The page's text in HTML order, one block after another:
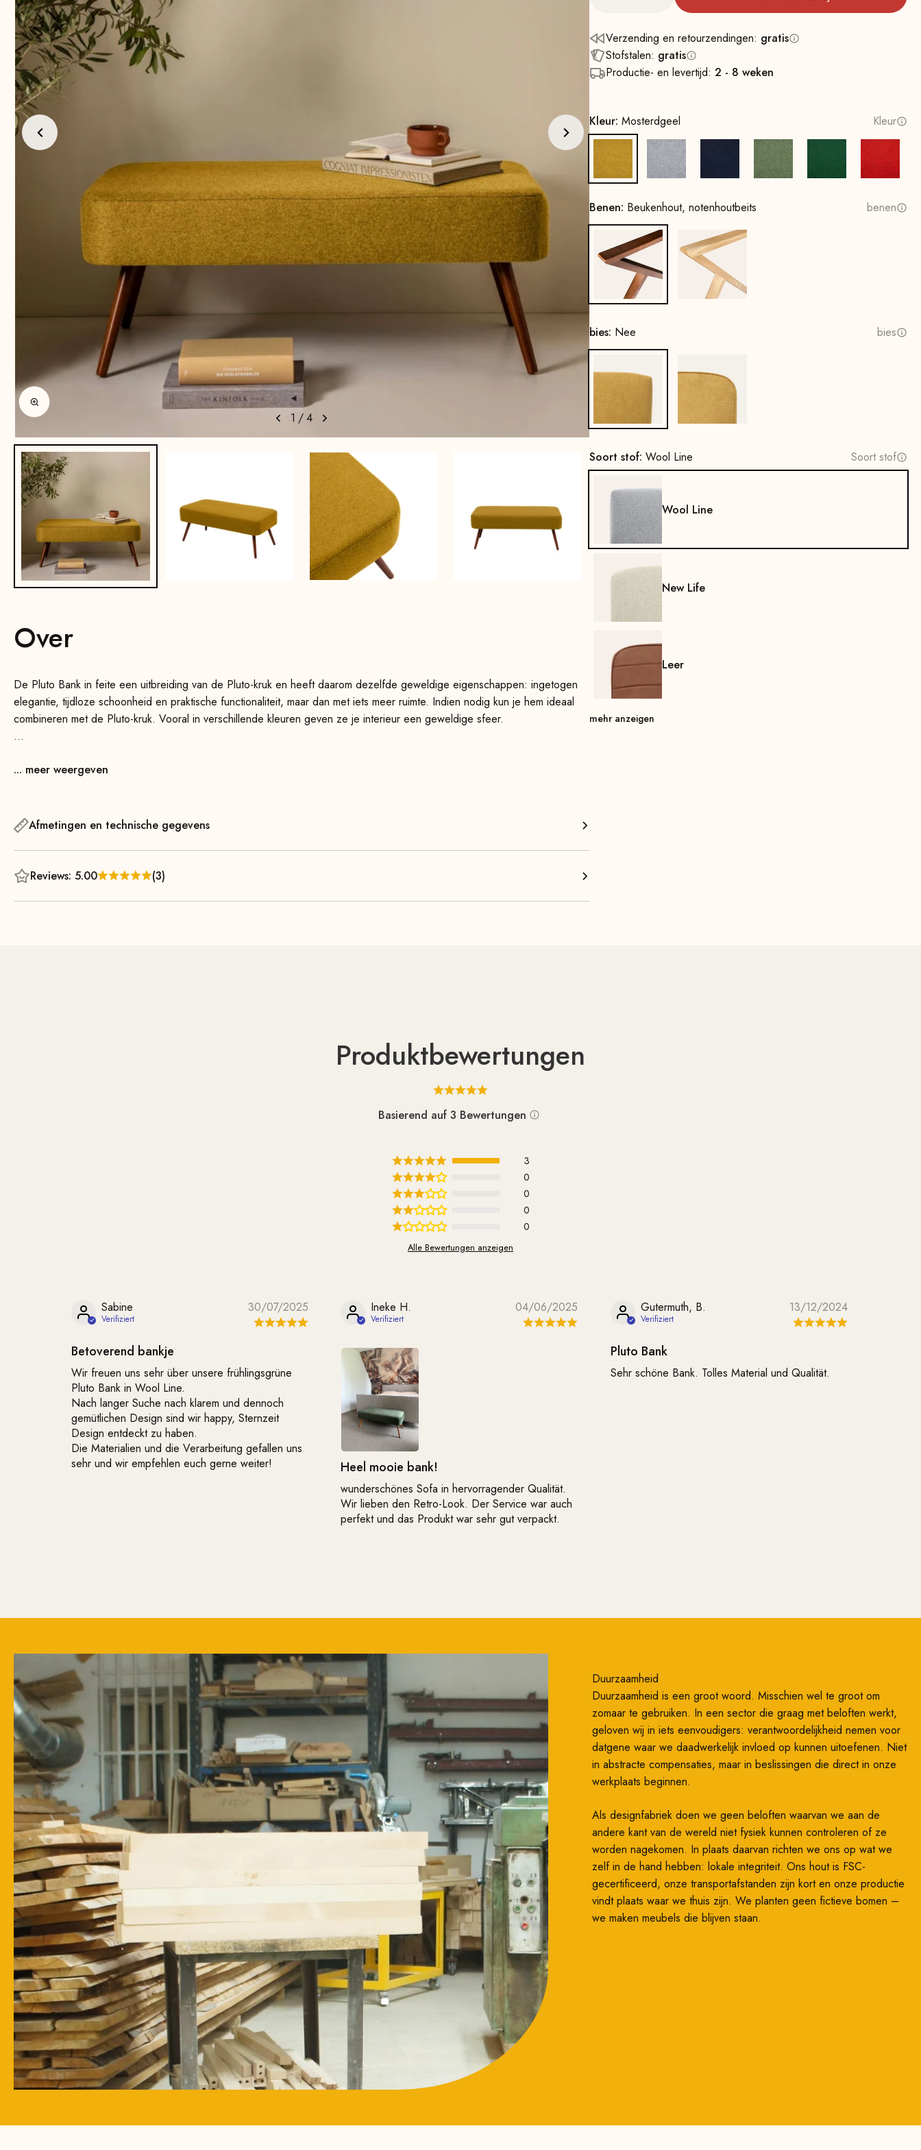
1 /4
Afbeelding vergroten
Over
De Pluto Bank in feite een uitbreiding van de Pluto-kruk en heeft daarom dezelfde geweldige eigenschappen: ingetogen
elegantie, tijdloze schoonheid en praktische functionaliteit, maar dan met iets meer ruimte. Indien nodig kun je hem ideaal
combineren met de Pluto-kruk. Vooral in verschillende kleuren geven ze je interieur een geweldige sfeer.
kantoor of hal is – deze veelzijdige bank past altijd perfect. Je kunt hem gebruiken als extra zitplaats bij gezellige
De stevige constructie en de zachte bekleding zorgen voor een hoog zitcomfort en uitzonderlijke stabiliteit. De prachtige
weinig ruimte in beslag. De Pluto Bank volledig gemonteerd geleverd en is dus direct klaar voor gebruik.
... meer weergeven
Afmetingen en technische gegevens
Reviews: 5.00 (3)
Verzending en retourzendingen: gratis
Stofstalen: gratis
Productie- en levertijd: 2 - 8 weken
Kleur: Mosterdgeel Kleur
MosterdgeelSteengrijs Inktblauw Lentegroen Bladgroen
Benen: Beukenhout, notenhoutbeits benen
Beukenhout, notenhoutbeitsEikenhout, naturel
bies: Nee bies
Soort stof: Wool Line Soort stof
Wool Line
New Life
Leer
mehr anzeigen
Produktbewertungen
Basierend auf 3 Bewertungen
3
0
0
0
0
Alle Bewertungen anzeigen
30/07/2025
Sabine
Betoverend bankje
Wir freuen uns sehr über unsere frühlingsgrüne
Pluto Bank in Wool Line.
Nach langer Suche nach klarem und dennoch
gemütlichen Design sind wir happy, Sternzeit
Design entdeckt zu haben.
Die Materialien und die Verarbeitung gefallen uns
sehr und wir empfehlen euch gerne weiter!
04/06/2025
Ineke H.
Heel mooie bank!
wunderschönes Sofa in hervorragender Qualität.
Wir lieben den Retro-Look. Der Service war auch
perfekt und das Produkt war sehr gut verpackt.
13/12/2024
Gutermuth, B.
Pluto Bank
Sehr schöne Bank. Tolles Material und Qualität.
Duurzaamheid
Duurzaamheid is een groot woord. Misschien wel te groot om
zomaar te gebruiken. In een sector die graag met beloften werkt,
geloven wij in iets eenvoudigers: verantwoordelijkheid nemen voor
datgene waar we daadwerkelijk invloed op kunnen uitoefenen. Niet
in abstracte compensaties, maar in beslissingen die direct in onze
werkplaats beginnen.
Als designfabriek doen we geen beloften waarvan we aan de
andere kant van de wereld niet fysiek kunnen controleren of ze
worden nagekomen. In plaats daarvan richten we ons op wat we
zelf in de hand hebben: lokale integriteit. Ons hout is FSC-
gecertificeerd, onze transportafstanden zijn kort en onze productie
vindt plaats waar we thuis zijn. We planten geen fictieve bomen –
we maken meubels die blijven staan.